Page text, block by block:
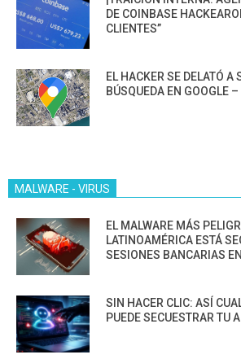
DE COINBASE
CLIENTES”
EL HACKER SE DELATÓ
BÚSQUEDA EN GOOGLE
MALWARE - VIRUS
EL MALWARE MÁS
LATINOAMÉRICA ESTÁ
SESIONES BANCARIAS
SIN HACER CLIC: ASÍ
PUEDE SECUESTRAR TU